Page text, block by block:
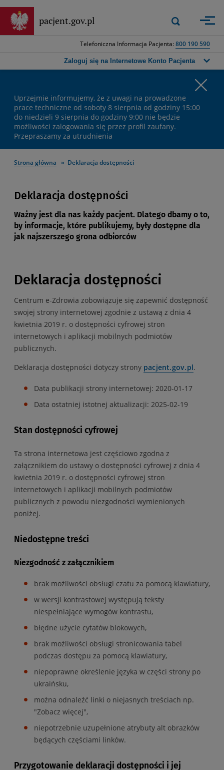
głównej
treści
pacjent.gov.pl
górna
Wpisz
frazę,
którą
a
następnie
naciśnij
przycisk
wyszukiwania
lub
Enter.
Zastosuj
Telefoniczna Informacja Pacjenta: 800 190 590
Zaloguj się na Internetowe Konto Pacjenta
Uprzejmie informujemy, że z uwagi na prowadzone
prace techniczne od soboty 8 sierpnia od godziny 15:00
do niedzieli 9 sierpnia do godziny 9:00 nie będzie
możliwości zalogowania się przez profil zaufany.
Przepraszamy za utrudnienia
Strona główna Deklaracja dostępności
Deklaracja dostępności
Ważny jest dla nas każdy pacjent. Dlatego dbamy o to,
by informacje, które publikujemy, były dostępne dla
jak najszerszego grona odbiorców
Deklaracja dostępności
Centrum e-Zdrowia zobowiązuje się zapewnić dostępność
swojej strony internetowej zgodnie z ustawą z dnia 4
kwietnia 2019 r. o dostępności cyfrowej stron
internetowych i aplikacji mobilnych podmiotów
publicznych.
Deklaracja dostępności dotyczy strony pacjent.gov.pl.
Data publikacji strony internetowej: 2020-01-17
Data ostatniej istotnej aktualizacji: 2025-02-19
Stan dostępności cyfrowej
Ta strona internetowa jest częściowo zgodna z
załącznikiem do ustawy o dostępności cyfrowej z dnia 4
kwietnia 2019 r. o dostępności cyfrowej stron
internetowych i aplikacji mobilnych podmiotów
publicznych z powodu niezgodności wymienionych
poniżej.
Niedostępne treści
Niezgodność z załącznikiem
brak możliwości obsługi czatu za pomocą klawiatury,
w wersji kontrastowej występują teksty
niespełniające wymogów kontrastu,
błędne użycie cytatów blokowych,
brak możliwości obsługi stronicowania tabel
podczas dostępu za pomocą klawiatury,
niepoprawne określenie języka w części strony po
ukraińsku,
można odnaleźć linki o niejasnych treściach np.
"Zobacz więcej",
niepotrzebnie uzupełnione atrybuty alt obrazków
będących częściami linków.
Przygotowanie deklaracji dostępności i jej